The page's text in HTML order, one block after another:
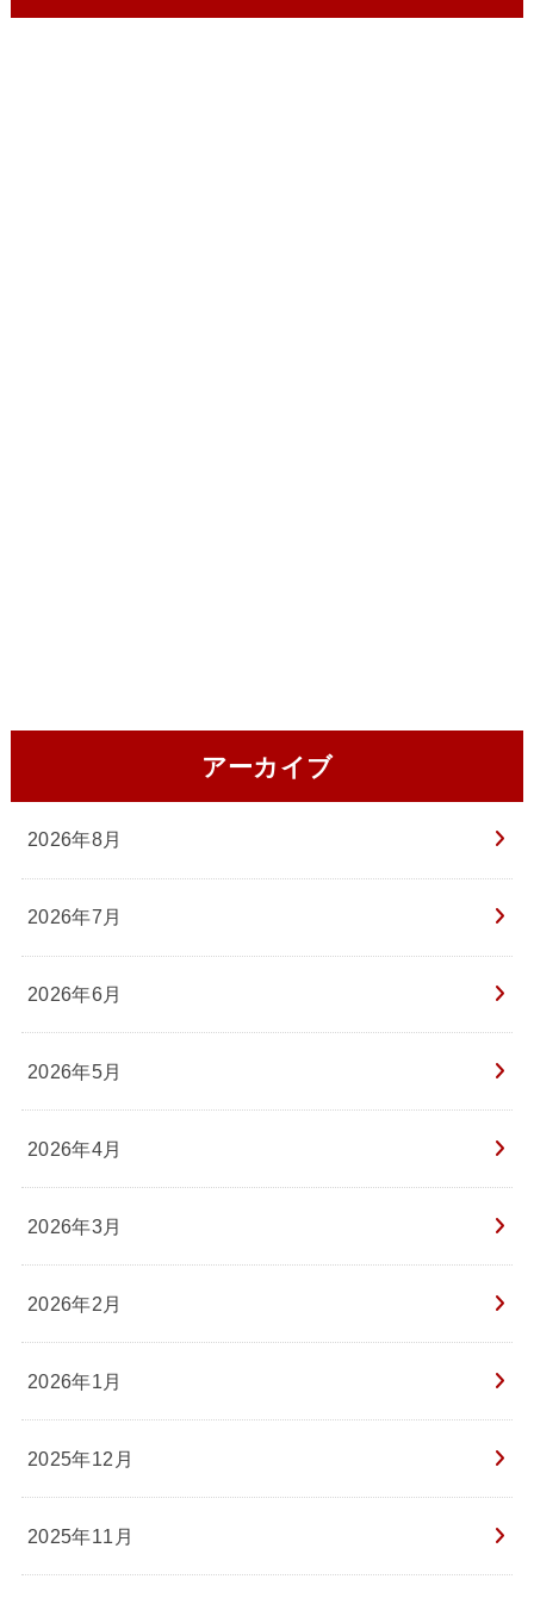
アーカイブ
2026年8月
2026年7月
2026年6月
2026年5月
2026年4月
2026年3月
2026年2月
2026年1月
2025年12月
2025年11月